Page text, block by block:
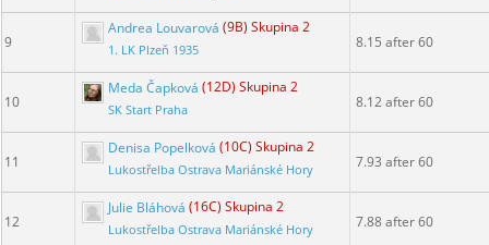
9
Andrea Louvarová (9B) Skupina 2
1. LK Plzeň 1935 8.15 after 60
10
Meda Čapková (12D) Skupina 2
SK Start Praha 8.12 after 60
11
Denisa Popelková (10C) Skupina 2
Lukostřelba Ostrava Mariánské Hory 7.93 after 60
12
Julie Bláhová (16C) Skupina 2
Lukostřelba Ostrava Mariánské Hory 7.88 after 60